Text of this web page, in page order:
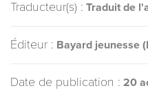
Traducteur(s) : Traduit de
Éditeur : Bayard jeunesse
Date de publication : 20